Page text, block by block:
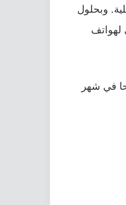
وبحلول
في شهر